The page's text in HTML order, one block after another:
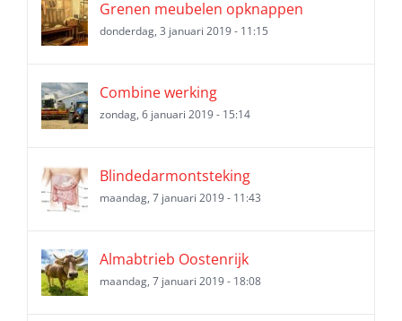
Grenen meubelen opknappen
donderdag, 3 januari 2019 - 11:15
Combine werking
zondag, 6 januari 2019 - 15:14
Blindedarmontsteking
maandag, 7 januari 2019 - 11:43
Almabtrieb Oostenrijk
maandag, 7 januari 2019 - 18:08